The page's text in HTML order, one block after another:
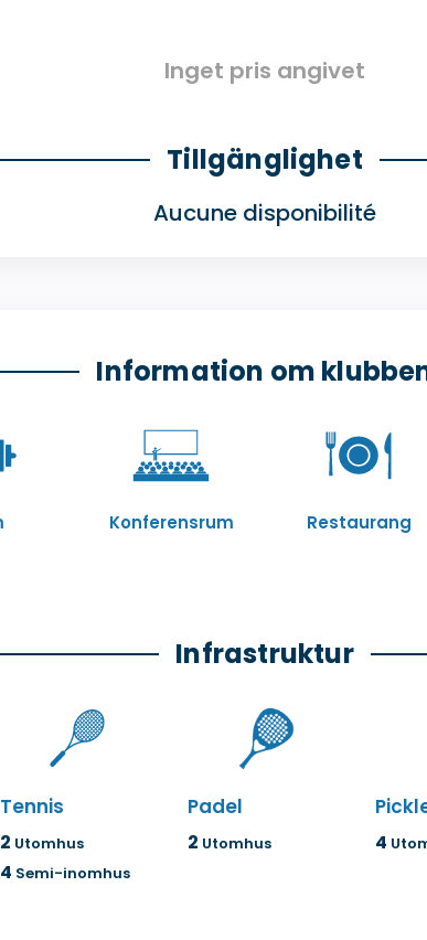
Inget pris angivet
Tillgänglighet
Aucune disponibilité
Information om
Konferensrum Restaurang
Infrastruktur
Tennis
2 Utomhus
4 Semi-inomhus
Padel
2 Utomhus 4